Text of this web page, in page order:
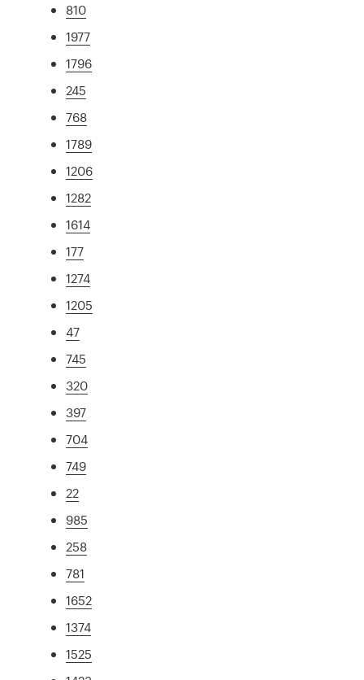
810
1977
1796
245
768
1789
1206
1282
1614
177
1274
1205
47
745
320
397
704
749
22
985
258
781
1652
1374
1525